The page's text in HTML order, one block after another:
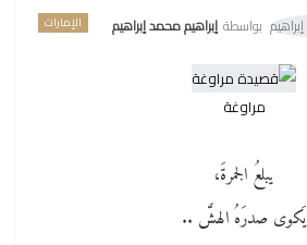
الإمارات بواسطة إبراهيم محمد إبراهيم
مراوغة
يبلعُ الجمرةَ،
يَكوى صدرَهُ الهشَّ ..